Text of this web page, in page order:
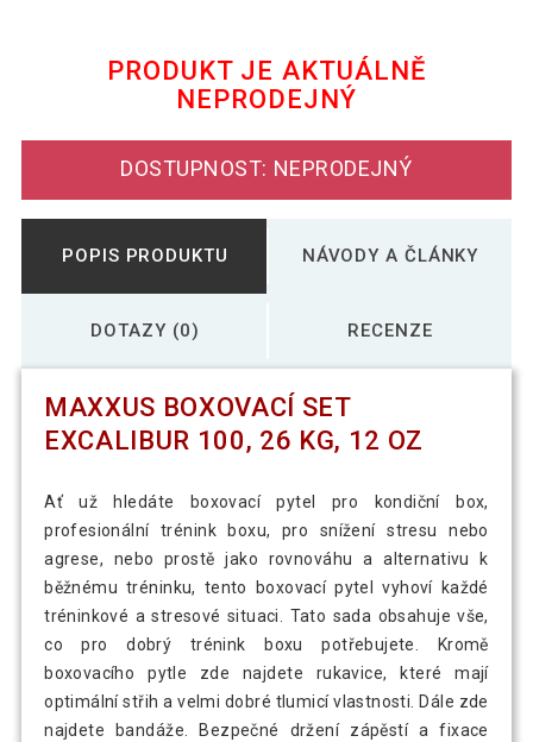
PRODUKT JE AKTUÁLNĚ
NEPRODEJNÝ
DOSTUPNOST: NEPRODEJNÝ
POPIS PRODUKTU NÁVODY A ČLÁNKY
DOTAZY (0) RECENZE
MAXXUS BOXOVACÍ SET
EXCALIBUR 100, 26 KG, 12 OZ
Ať už hledáte boxovací pytel pro kondiční box,
profesionální trénink boxu, pro snížení stresu nebo
agrese, nebo prostě jako rovnováhu a alternativu k
běžnému tréninku, tento boxovací pytel vyhoví každé
tréninkové a stresové situaci. Tato sada obsahuje vše,
co pro dobrý trénink boxu potřebujete. Kromě
boxovacího pytle zde najdete rukavice, které mají
optimální střih a velmi dobré tlumicí vlastnosti. Dále zde
najdete bandáže. Bezpečné držení zápěstí a fixace